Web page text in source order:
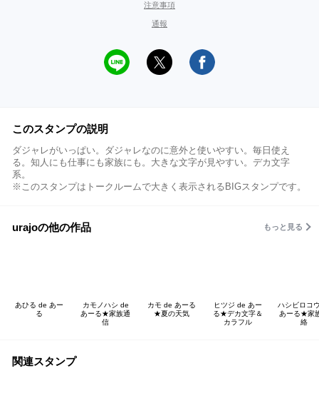
注意事項
通報
このスタンプの説明
ダジャレがいっぱい。ダジャレなのに意外と使いやすい。毎日使え
る。知人にも仕事にも家族にも。大きな文字が見やすい。デカ文字
系。
※このスタンプはトークルームで大きく表示されるBIGスタンプです。
urajoの他の作品 もっと見る
あひる de あー
る
カモノハシ de
あーる★家族通
信
カモ de あーる
★夏の天気
ヒツジ de あー
る★デカ文字＆
カラフル
ハシビロコ
あーる★家
絡
関連スタンプ